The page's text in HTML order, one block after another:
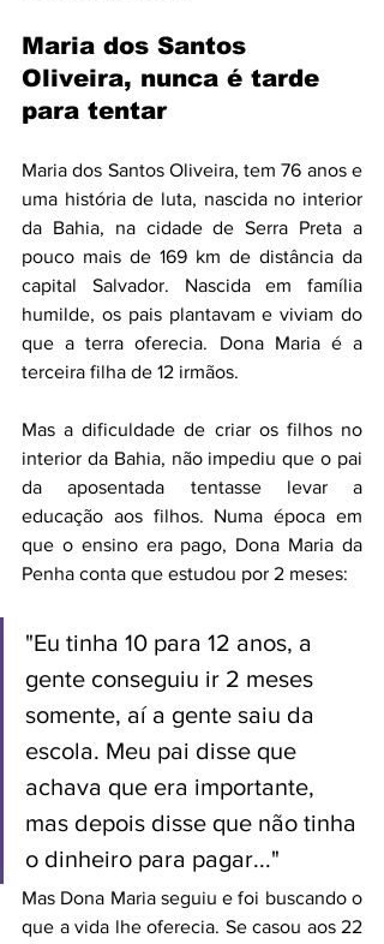
Maria dos Santos
Oliveira, nunca é tarde
para tentar
Maria dos Santos Oliveira, tem 76 anos e
uma história de luta, nascida no interior
da Bahia, na cidade de Serra Preta a
pouco mais de 169 km de distância da
capital Salvador. Nascida em família
humilde, os pais plantavam e viviam do
que a terra oferecia. Dona Maria é a
terceira filha de 12 irmãos.
Mas a dificuldade de criar os filhos no
interior da Bahia, não impediu que o pai
da aposentada tentasse levar a
educação aos filhos. Numa época em
que o ensino era pago, Dona Maria da
Penha conta que estudou por 2 meses:
"Eu tinha 10 para 12 anos, a
gente conseguiu ir 2 meses
somente, aí a gente saiu da
escola. Meu pai disse que
achava que era importante,
mas depois disse que não tinha
o dinheiro para pagar..."
Mas Dona Maria seguiu e foi buscando o
que a vida lhe oferecia. Se casou aos 22